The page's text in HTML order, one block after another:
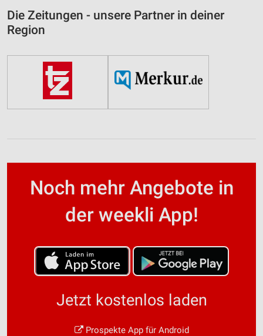
Die Zeitungen - unsere Partner in deiner
Region
Noch mehr Angebote in
der weekli App!
Jetzt kostenlos laden
Prospekte App für Android